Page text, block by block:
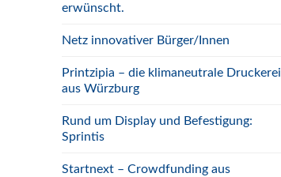
erwünscht.
Netz innovativer Bürger/Innen
Printzipia – die klimaneutrale Druckerei
aus Würzburg
Rund um Display und Befestigung:
Sprintis
Startnext – Crowdfunding aus